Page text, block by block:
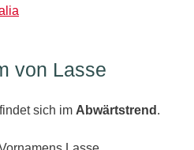
von Lasse
sich im Abwärtstrend .